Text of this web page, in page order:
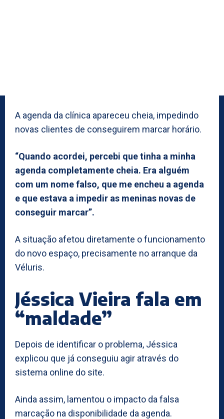
A agenda da clínica apareceu cheia, impedindo
novas clientes de conseguirem marcar horário.
“Quando acordei, percebi que tinha a minha
agenda completamente cheia. Era alguém
com um nome falso, que me encheu a agenda
e que estava a impedir as meninas novas de
conseguir marcar”.
A situação afetou diretamente o funcionamento
do novo espaço, precisamente no arranque da
Véluris.
Jéssica Vieira fala em
“maldade”
Depois de identificar o problema, Jéssica
explicou que já conseguiu agir através do
sistema online do site.
Ainda assim, lamentou o impacto da falsa
marcação na disponibilidade da agenda.